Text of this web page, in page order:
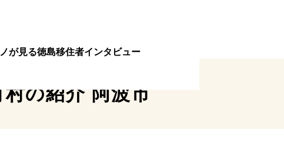
が見る徳島移住者インタビュー
村の紹介 阿波市